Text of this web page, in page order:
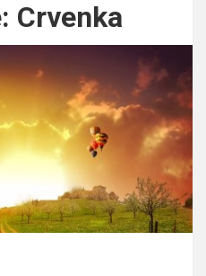
Crvenka